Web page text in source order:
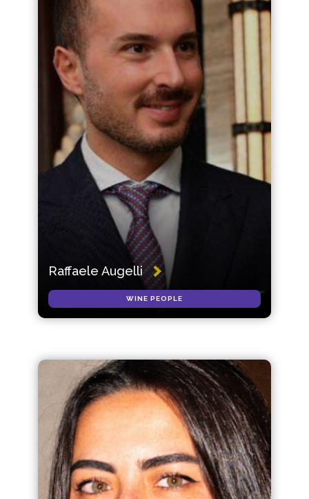
Raffaele Augelli
WINE PEOPLE